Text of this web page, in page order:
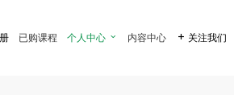
已购课程 个人中心  内容中心  关注我们